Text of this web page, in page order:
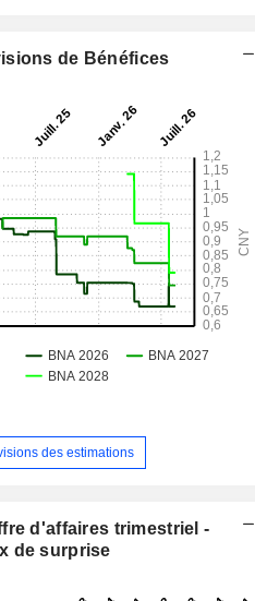
de Bénéfices
des estimations
d'affaires trimestriel -
de surprise